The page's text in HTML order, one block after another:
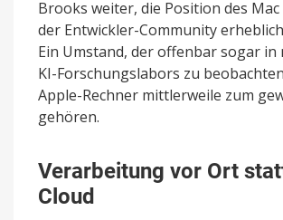
Brooks weiter, die Position des
der Entwickler-Community
Ein Umstand, der offenbar sogar in
KI-Forschungslabors zu
Apple-Rechner mittlerweile zum
gehören.
Verarbeitung vor Ort
Cloud